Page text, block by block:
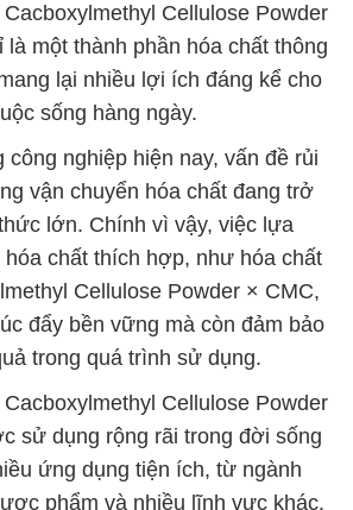
Cellulose Powder
là một thành phần hóa chất thông
lại nhiều lợi ích đáng kể cho
sống hàng ngày.
nghiệp hiện nay, vấn đề rủi
vận chuyển hóa chất đang trở
lớn. Chính vì vậy, việc lựa
hóa chất thích hợp, như hóa chất
Cellulose Powder × CMC,
đẩy bền vững mà còn đảm bảo
trong quá trình sử dụng.
Cellulose Powder
sử dụng rộng rãi trong đời sống
ứng dụng tiện ích, từ ngành
phẩm và nhiều lĩnh vực khác.